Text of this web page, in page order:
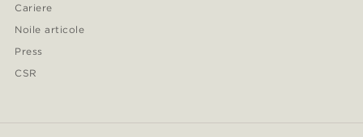
Cariere
Noile articole
Press
CSR